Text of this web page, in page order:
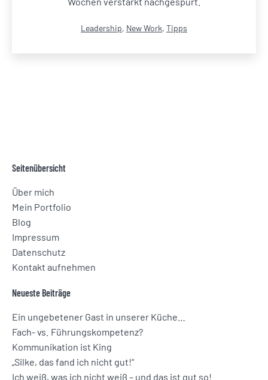
Kategorisiert
Leadership, New Work, Tipps
Seitenübersicht
Über mich
Mein Portfolio
Blog
Impressum
Datenschutz­
Kontakt aufnehmen
Neueste Beiträge
Ein ungebetener Gast in unserer Küche…
Fach- vs. Führungskompetenz?
Kommunikation ist King
„Silke, das fand ich nicht gut!“
Ich weiß, was ich nicht weiß – und das ist gut so!